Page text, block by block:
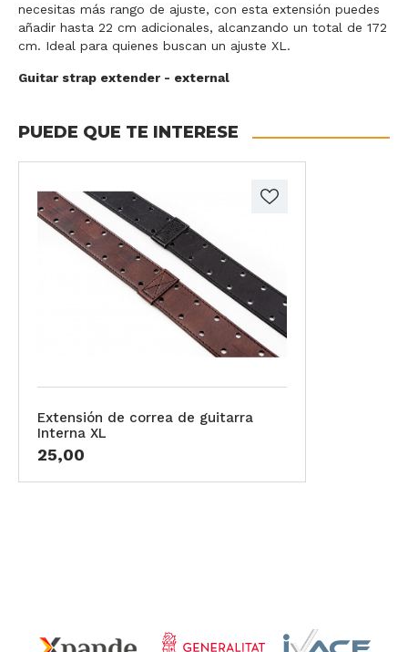
necesitas más rango de ajuste, con esta extensión puedes
añadir hasta 22 cm adicionales, alcanzando un total de 172
cm. Ideal para quienes buscan un ajuste XL.
Guitar strap extender - external
PUEDE QUE TE INTERESE
Extensión de correa de guitarra
Interna XL
25,00